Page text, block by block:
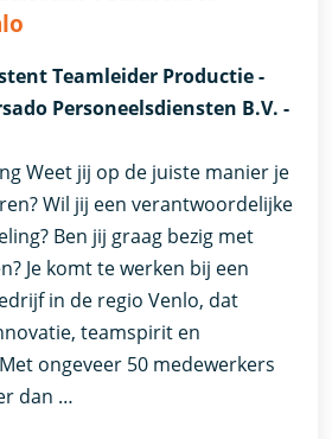
Teamleider Productie -
Personeelsdiensten B.V. -
Weet jij op de juiste manier je
Wil jij een verantwoordelijke
Ben jij graag bezig met
Je komt te werken bij een
in de regio Venlo, dat
teamspirit en
ongeveer 50 medewerkers
dan …